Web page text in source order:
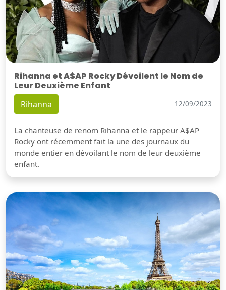
Rihanna et A$AP Rocky Dévoilent le Nom de
Leur Deuxième Enfant
Rihanna 12/09/2023
La chanteuse de renom Rihanna et le rappeur A$AP
Rocky ont récemment fait la une des journaux du
monde entier en dévoilant le nom de leur deuxième
enfant.